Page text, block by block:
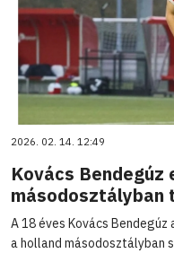
2026. 02. 14. 12:49
Kovács
A 18 éves Kovács
a holland másodosztályban